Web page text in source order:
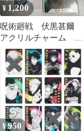
¥ 1,200
呪術廻戦 伏黒甚爾
アクリルチャーム 缶
バッジ ステータスカ
ード JF
¥950